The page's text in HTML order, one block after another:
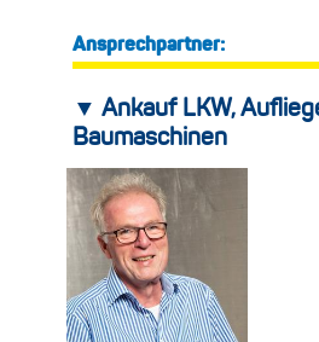
Ansprechpartner:
▼ Ankauf LKW,
Baumaschinen